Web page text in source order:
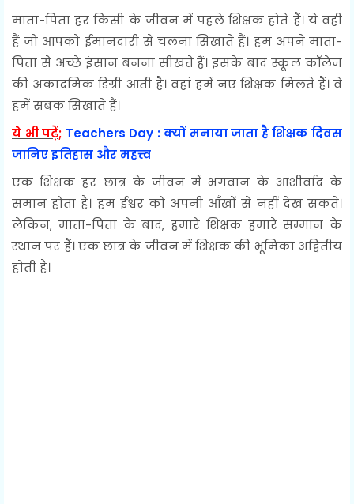
माता-पिता हर किसी के जीवन में पहले शिक्षक होते हैं। ये वही
हैं जो आपको ईमानदारी से चलना सिखाते हैं। हम अपने माता-
पिता से अच्छे इंसान बनना सीखते हैं। इसके बाद स्कूल कॉलेज
की अकादमिक डिग्री आती है। वहां हमें नए शिक्षक मिलते हैं। वे
हमें सबक सिखाते हैं।
ये भी पढ़ें; Teachers Day : क्यों मनाया जाता है शिक्षक दिवस
जानिए इतिहास और महत्त्व
एक शिक्षक हर छात्र के जीवन में भगवान के आशीर्वाद के
समान होता है। हम ईश्वर को अपनी आँखों से नहीं देख सकते।
लेकिन, माता-पिता के बाद, हमारे शिक्षक हमारे सम्मान के
स्थान पर हैं। एक छात्र के जीवन में शिक्षक की भूमिका अद्वितीय
होती है।